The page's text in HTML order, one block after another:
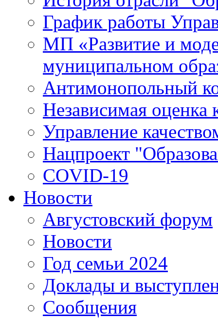
График работы
МП «Развитие и
муниципальном
Антимонопольный
Независимая оценка
Управление
Нацпроект
COVID-19
Новости
Августовский форум
Новости
Год семьи 2024
Доклады и
Сообщения